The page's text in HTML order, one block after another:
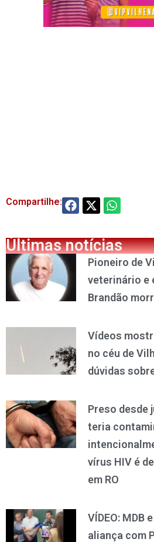
Compartilhe:
Últimas notícias
Pioneiro de
veterinário e
Brandão
Vídeos
no céu de
dúvidas
Preso desde
teria
vírus HIV é
em RO
VÍDEO: MDB
aliança com